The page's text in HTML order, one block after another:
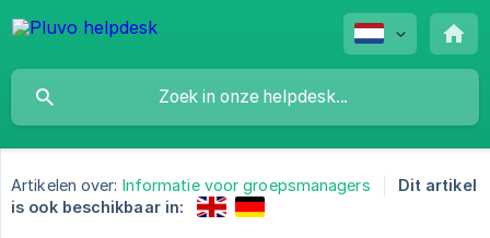
Artikelen over: Informatie voor groepsmanagers
Dit artikel
is ook beschikbaar in: